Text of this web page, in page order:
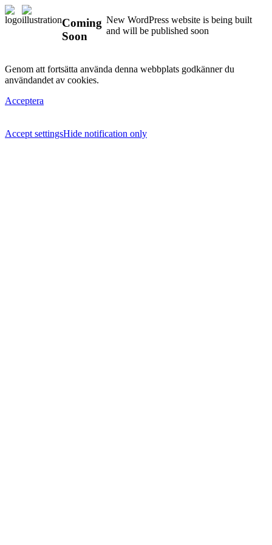
Coming
Soon
New WordPress website is being built
and will be published soon
Genom att fortsätta använda denna webbplats godkänner du
användandet av cookies.
Acceptera
Accept settingsHide notification only